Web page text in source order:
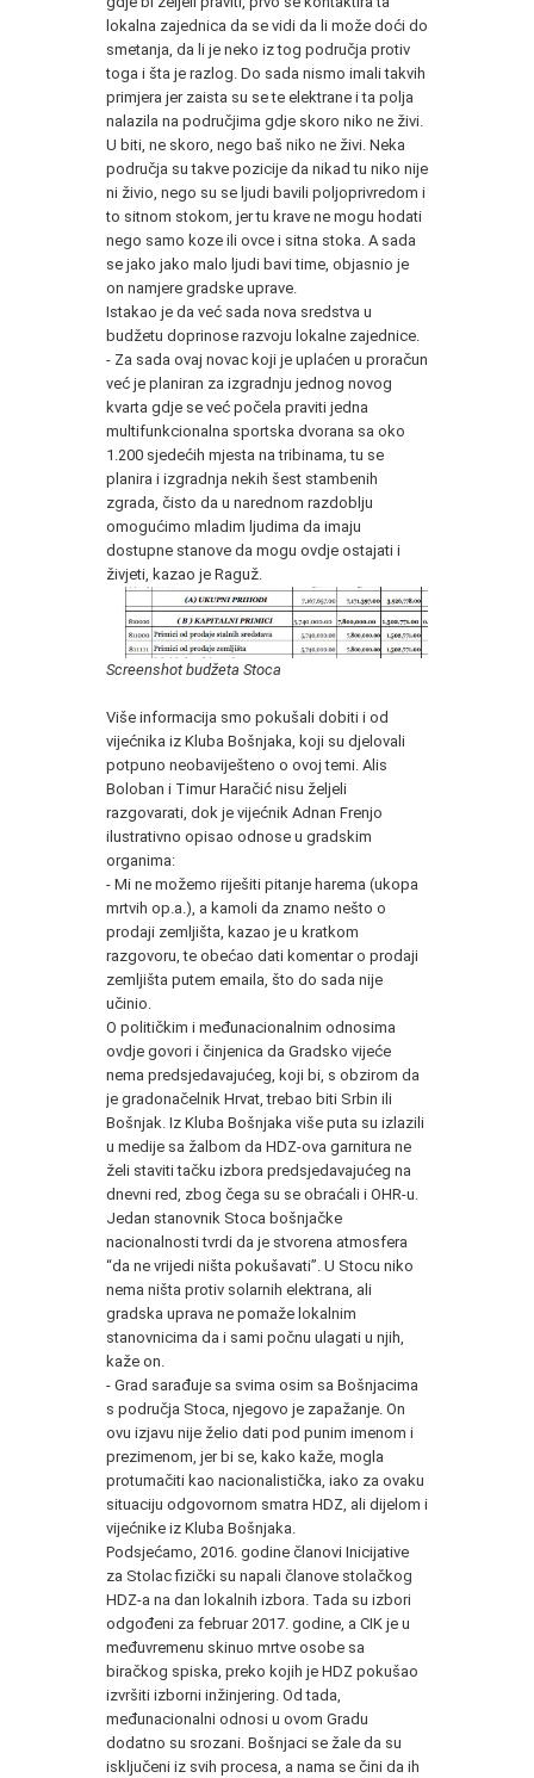
lokalna zajednica da se vidi da li može doći do
smetanja, da li je neko iz tog područja protiv
toga i šta je razlog. Do sada nismo imali takvih
primjera jer zaista su se te elektrane i ta polja
nalazila na područjima gdje skoro niko ne živi.
U biti, ne skoro, nego baš niko ne živi. Neka
područja su takve pozicije da nikad tu niko nije
ni živio, nego su se ljudi bavili poljoprivredom i
to sitnom stokom, jer tu krave ne mogu hodati
nego samo koze ili ovce i sitna stoka. A sada
se jako jako malo ljudi bavi time, objasnio je
on namjere gradske uprave.
Istakao je da već sada nova sredstva u
budžetu doprinose razvoju lokalne zajednice.
- Za sada ovaj novac koji je uplaćen u proračun
već je planiran za izgradnju jednog novog
kvarta gdje se već počela praviti jedna
multifunkcionalna sportska dvorana sa oko
1.200 sjedećih mjesta na tribinama, tu se
planira i izgradnja nekih šest stambenih
zgrada, čisto da u narednom razdoblju
omogućimo mladim ljudima da imaju
dostupne stanove da mogu ovdje ostajati i
živjeti, kazao je Raguž.
Screenshot budžeta Stoca
Više informacija smo pokušali dobiti i od
vijećnika iz Kluba Bošnjaka, koji su djelovali
potpuno neobaviješteno o ovoj temi. Alis
Boloban i Timur Haračić nisu željeli
razgovarati, dok je vijećnik Adnan Frenjo
ilustrativno opisao odnose u gradskim
organima:
- Mi ne možemo riješiti pitanje harema (ukopa
mrtvih op.a.), a kamoli da znamo nešto o
prodaji zemljišta, kazao je u kratkom
razgovoru, te obećao dati komentar o prodaji
zemljišta putem emaila, što do sada nije
učinio.
O političkim i međunacionalnim odnosima
ovdje govori i činjenica da Gradsko vijeće
nema predsjedavajućeg, koji bi, s obzirom da
je gradonačelnik Hrvat, trebao biti Srbin ili
Bošnjak. Iz Kluba Bošnjaka više puta su izlazili
u medije sa žalbom da HDZ-ova garnitura ne
želi staviti tačku izbora predsjedavajućeg na
dnevni red, zbog čega su se obraćali i OHR-u.
Jedan stanovnik Stoca bošnjačke
nacionalnosti tvrdi da je stvorena atmosfera
“da ne vrijedi ništa pokušavati”. U Stocu niko
nema ništa protiv solarnih elektrana, ali
gradska uprava ne pomaže lokalnim
stanovnicima da i sami počnu ulagati u njih,
kaže on.
- Grad sarađuje sa svima osim sa Bošnjacima
s područja Stoca, njegovo je zapažanje. On
ovu izjavu nije želio dati pod punim imenom i
prezimenom, jer bi se, kako kaže, mogla
protumačiti kao nacionalistička, iako za ovaku
situaciju odgovornom smatra HDZ, ali dijelom i
vijećnike iz Kluba Bošnjaka.
Podsjećamo, 2016. godine članovi Inicijative
za Stolac fizički su napali članove stolačkog
HDZ-a na dan lokalnih izbora. Tada su izbori
odgođeni za februar 2017. godine, a CIK je u
međuvremenu skinuo mrtve osobe sa
biračkog spiska, preko kojih je HDZ pokušao
izvršiti izborni inžinjering. Od tada,
međunacionalni odnosi u ovom Gradu
dodatno su srozani. Bošnjaci se žale da su
isključeni iz svih procesa, a nama se čini da ih